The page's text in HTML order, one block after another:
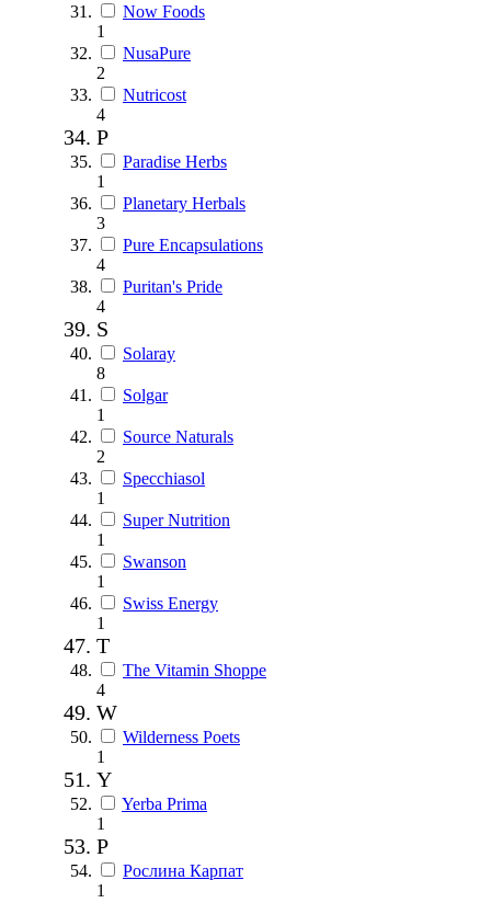
Now Foods
1
NusaPure
2
Nutricost
4
P
Paradise Herbs
1
Planetary Herbals
3
Pure Encapsulations
4
Puritan's Pride
4
S
Solaray
8
Solgar
1
Source Naturals
2
Specchiasol
1
Super Nutrition
1
Swanson
1
Swiss Energy
1
T
The Vitamin Shoppe
4
W
Wilderness Poets
1
Y
Yerba Prima
1
Р
Рослина Карпат
1